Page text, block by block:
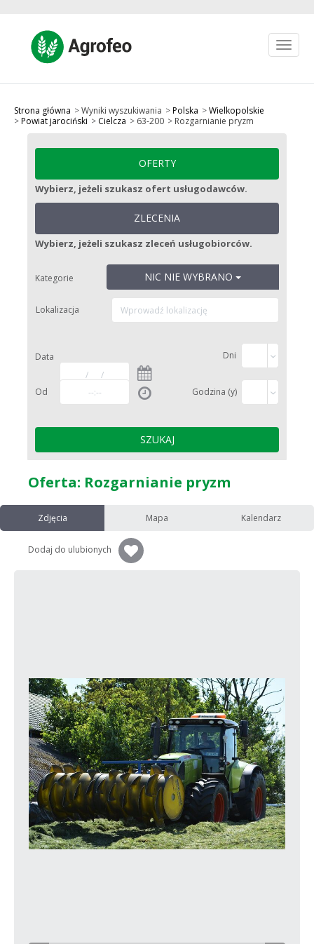
Toggle
Jak to działa?
Ulubione
zł PLN
OPUBLIKUJ OFERTĘ
Strona główna Wyniki wyszukiwania Polska
Wielkopolskie
Powiat jarociński
Cielcza 63-200 Rozgarnianie pryzm
OFERTY
Wybierz, jeżeli szukasz ofert usługodawców.
ZLECENIA
Wybierz, jeżeli szukasz zleceń usługobiorców.
Kategorie NIC NIE WYBRANO
Lokalizacja
Data Dni
Od Godzina (y)
Oferta: Rozgarnianie pryzm
Zdjęcia Mapa Kalendarz
Dodaj do ulubionych